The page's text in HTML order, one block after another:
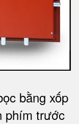
bằng xốp
phím trước